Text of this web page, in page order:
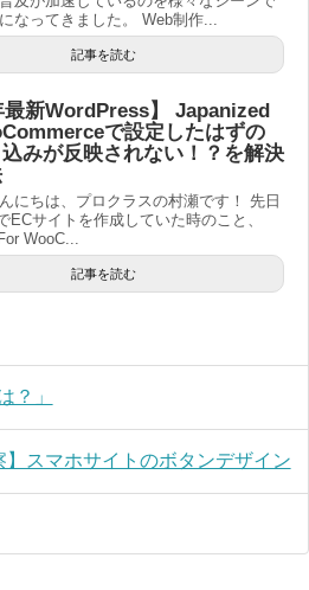
なってきました。 Web制作...
記事を読む
最新WordPress】 Japanized
で設定したはずの
みが反映されない！？を解決
にちは、プロクラスの村瀬です！ 先日
ECサイトを作成していた時のこと、
WooC...
記事を読む
？」
】スマホサイトのボタンデザイン